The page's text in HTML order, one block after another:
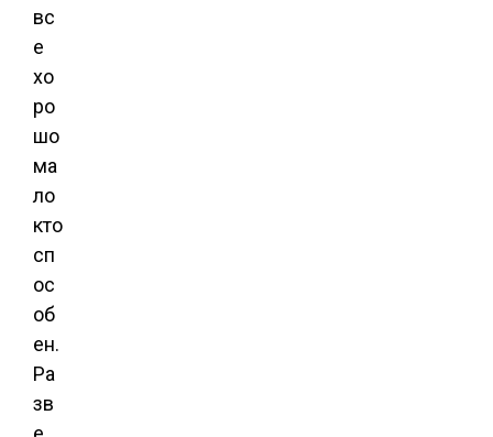
вс
е
хо
ро
шо
ма
ло
кто
сп
ос
об
ен.
Ра
зв